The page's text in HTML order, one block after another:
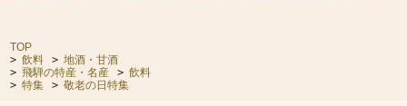
TOP
> 飲料 > 地酒・甘酒
> 飛騨の特産・名産 > 飲料
> 特集 > 敬老の日特集